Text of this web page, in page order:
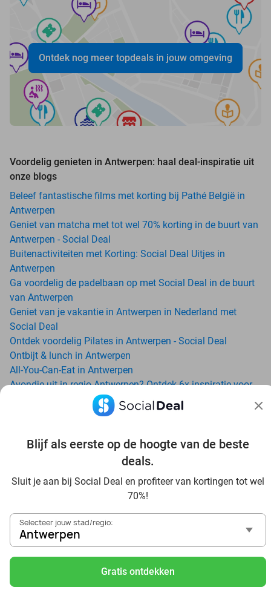
Blijf als eerste op de hoogte van de beste
deals.
Sluit je aan bij Social Deal en profiteer van kortingen tot wel
70%!
Selecteer jouw stad/regio:
Antwerpen
Gratis ontdekken
Ontdek nog meer topdeals in jouw omgeving
Voordelig genieten in Antwerpen: haal deal-inspiratie uit
onze blogs
Beleef fantastische films met korting bij Pathé België in
Antwerpen
Geniet van matcha met tot wel 70% korting in de buurt van
Antwerpen - Social Deal
Buitenactiviteiten met Korting: Social Deal Uitjes in
Antwerpen
Ga voordelig de padelbaan op met Social Deal in de buurt
van Antwerpen
Geniet van je vakantie in Antwerpen in Nederland met
Social Deal
Ontdek voordelig Pilates in Antwerpen - Social Deal
Ontbijt & lunch in Antwerpen
All-You-Can-Eat in Antwerpen
Avondje uit in regio Antwerpen? Ontdek 6x inspiratie voor
een onvergetelijke avond
Zoo Antwerpen: beleef een beestachtige dag met korting
Date ideeën voor Antwerpen en omgeving: ontdek 16 tips
in de beste dierentuin van Europa
Ontdek de beste restaurants in Antwerpen via Social Deal
Voordelig sushi scoren? Ontdek de beste sushi restaurants
in Antwerpen en omgeving
Schoonheidsspecialisten in Antwerpen: voordelige
beautydeals
Schoonheidssalons in Antwerpen: voordelige beauty-
arrangementen